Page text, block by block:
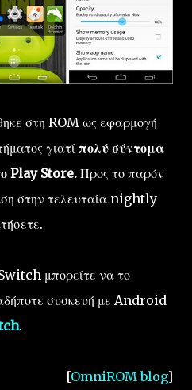
στη ROM ως εφαρμογή
γιατί πολύ σύντομα
Play Store. Προς το παρόν
στην τελευταία nightly
μπορείτε να το
συσκευή με Android
.
[OmniROM blog]